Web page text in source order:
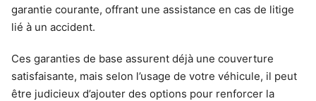
garantie courante, offrant une assistance en cas de litige
lié à un accident.
Ces garanties de base assurent déjà une couverture
satisfaisante, mais selon l’usage de votre véhicule, il peut
être judicieux d’ajouter des options pour renforcer la